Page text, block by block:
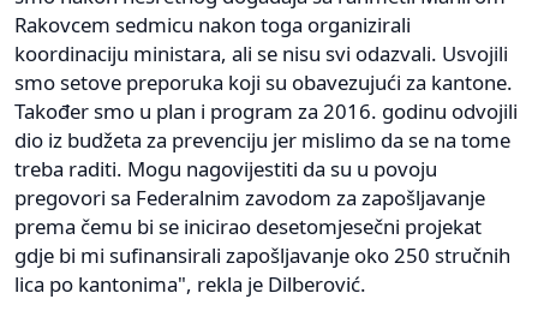
Rakovcem sedmicu nakon toga organizirali
koordinaciju ministara, ali se nisu svi odazvali. Usvojili
smo setove preporuka koji su obavezujući za kantone.
Također smo u plan i program za 2016. godinu odvojili
dio iz budžeta za prevenciju jer mislimo da se na tome
treba raditi. Mogu nagovijestiti da su u povoju
pregovori sa Federalnim zavodom za zapošljavanje
prema čemu bi se inicirao desetomjesečni projekat
gdje bi mi sufinansirali zapošljavanje oko 250 stručnih
lica po kantonima", rekla je Dilberović.